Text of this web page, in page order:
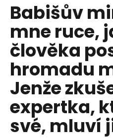
Babišův
mne ruce,
člověka
hromadu
Jenže
expertka,
své, mluví